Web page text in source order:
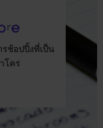
รช้อปปิ้งที่เป็น
โคร